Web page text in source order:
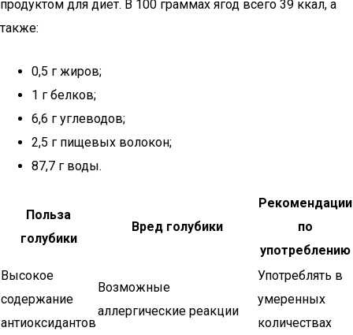
продуктом для диет. В 100 граммах ягод всего 39 ккал, а
также:
0,5 г жиров;
1 г белков;
6,6 г углеводов;
2,5 г пищевых волокон;
87,7 г воды.
Польза
голубики
Вред голубики
Рекомендации
по
употреблению
Высокое
содержание
антиоксидантов
Возможные
аллергические реакции
Употреблять в
умеренных
количествах